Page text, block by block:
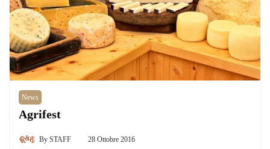
News
Agrifest
By STAFF 28 Ottobre 2016